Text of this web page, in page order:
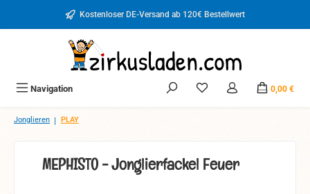
Zum Hauptinhalt springenKostenloser DE-Versand ab 120€ Bestellwert
Navigation Du hast 0 Produkte auf
0,00 €
Jonglieren | PLAY
MEPHISTO - Jonglierfackel Feuer